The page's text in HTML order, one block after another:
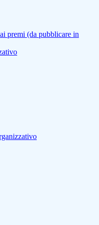
premi (da pubblicare in